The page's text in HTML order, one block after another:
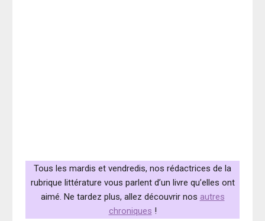
Tous les mardis et vendredis, nos rédactrices de la
rubrique littérature vous parlent d’un livre qu’elles ont
aimé. Ne tardez plus, allez découvrir nos autres
chroniques !